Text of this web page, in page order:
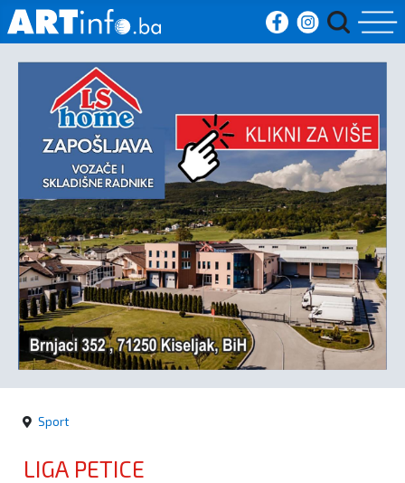
Početna
Vijesti
Sport
Kultura
Crna
kronika
Politika
Sport
LIGA PETICE